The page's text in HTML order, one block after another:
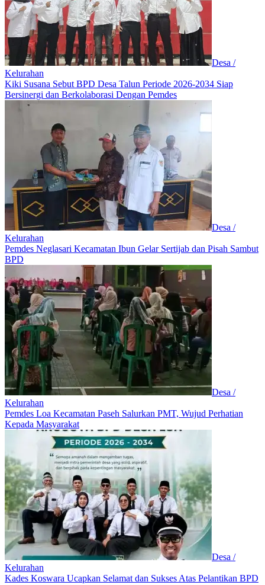
Desa /
Kelurahan
Kiki Susana Sebut BPD Desa Talun Periode 2026-2034 Siap
Bersinergi dan Berkolaborasi Dengan Pemdes
Desa /
Kelurahan
Pemdes Neglasari Kecamatan Ibun Gelar Sertijab dan Pisah Sambut
BPD
Desa /
Kelurahan
Pemdes Loa Kecamatan Paseh Salurkan PMT, Wujud Perhatian
Kepada Masyarakat
Desa /
Kelurahan
Kades Koswara Ucapkan Selamat dan Sukses Atas Pelantikan BPD